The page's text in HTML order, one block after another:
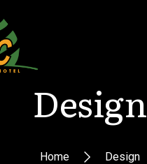
Design
Home Design